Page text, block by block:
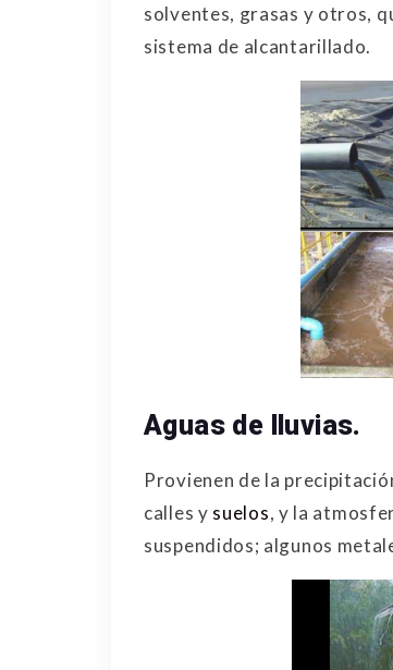
solventes, grasas y otros,
sistema de alcantarillado.
Aguas de lluvias.
Provienen de la
calles y suelos, y la
suspendidos; algunos